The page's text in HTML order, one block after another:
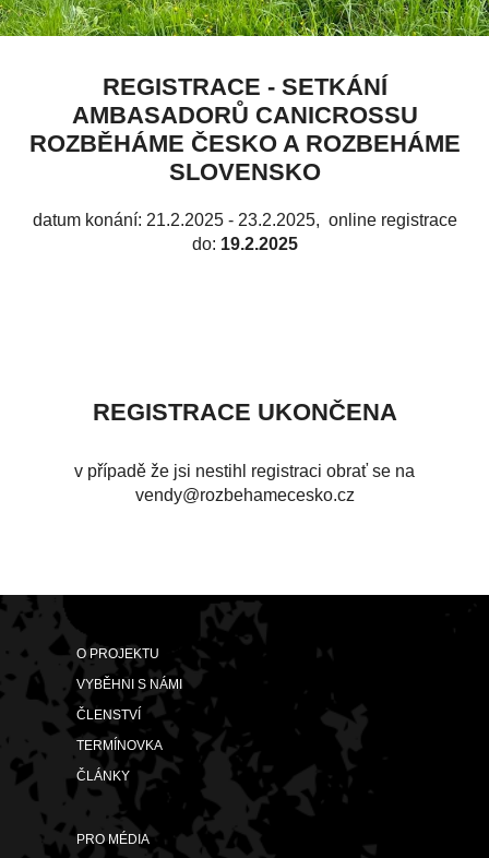
REGISTRACE - SETKÁNÍ
AMBASADORŮ CANICROSSU
ROZBĚHÁME ČESKO A ROZBEHÁME
SLOVENSKO
datum konání: 21.2.2025 - 23.2.2025, online registrace
do: 19.2.2025
REGISTRACE UKONČENA
v případě že jsi nestihl registraci obrať se na
zc.oksecemahebzor@ydnev
O PROJEKTU
VYBĚHNI S NÁMI
ČLENSTVÍ
TERMÍNOVKA
ČLÁNKY
PRO MÉDIA